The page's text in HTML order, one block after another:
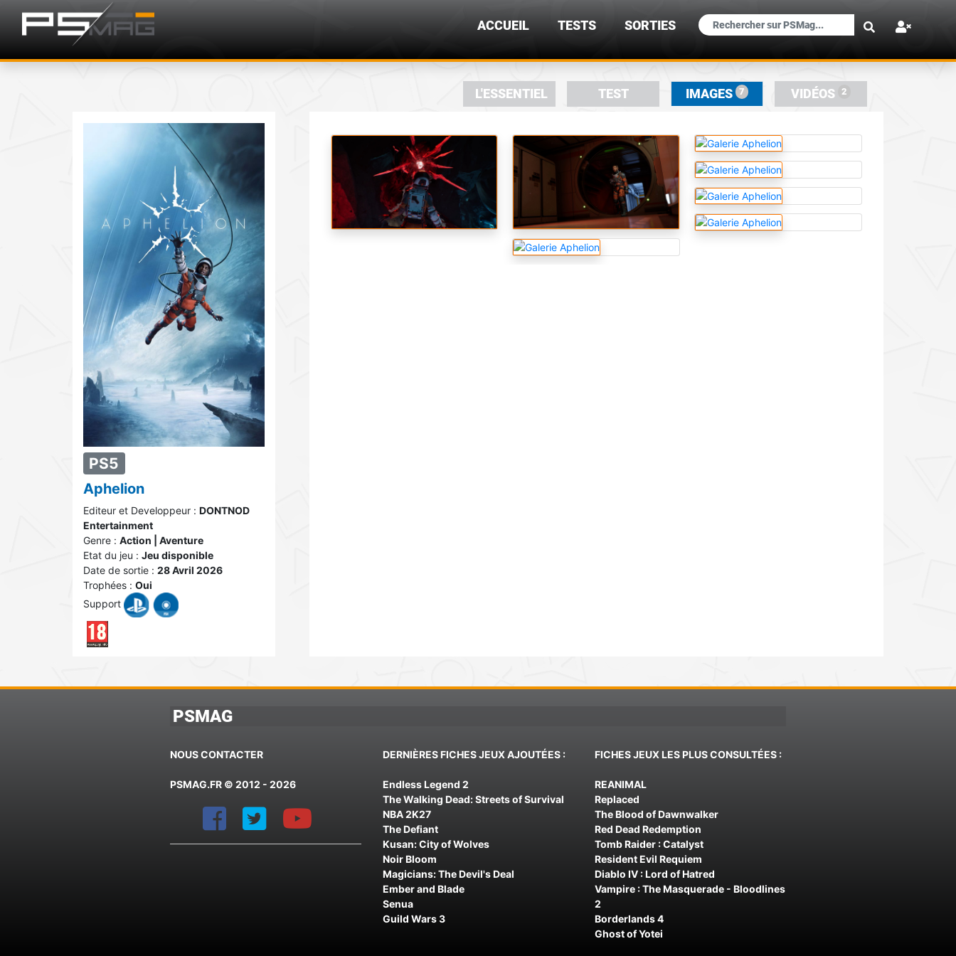
×
ACCUEIL TESTS SORTIES
L'ESSENTIEL TEST IMAGES 7 VIDÉOS 2
PS5
Aphelion
Editeur et Developpeur : DONTNOD
Entertainment
Genre : Action | Aventure
Etat du jeu : Jeu disponible
Date de sortie : 28 Avril 2026
Trophées : Oui
Support
PSMAG
NOUS CONTACTER
PSMAG.FR © 2012 - 2026
DERNIÈRES FICHES JEUX AJOUTÉES :
Endless Legend 2
The Walking Dead: Streets of Survival
NBA 2K27
The Defiant
Kusan: City of Wolves
Noir Bloom
Magicians: The Devil's Deal
Ember and Blade
Senua
Guild Wars 3
FICHES JEUX LES PLUS CONSULTÉES :
REANIMAL
Replaced
The Blood of Dawnwalker
Red Dead Redemption
Tomb Raider : Catalyst
Resident Evil Requiem
Diablo IV : Lord of Hatred
Vampire : The Masquerade - Bloodlines
2
Borderlands 4
Ghost of Yotei